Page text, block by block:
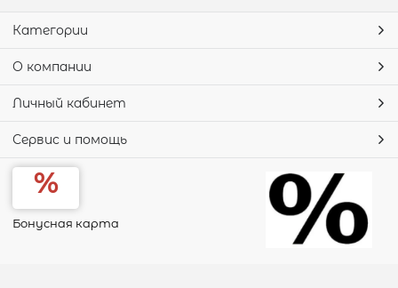
Категории
О компании
Личный кабинет
Сервис и помощь
Бонусная карта